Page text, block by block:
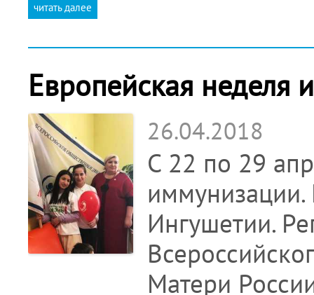
читать далее
Европейская неделя
26.04.2018
С 22 по 29
иммунизации.
Ингушетии.
Матери